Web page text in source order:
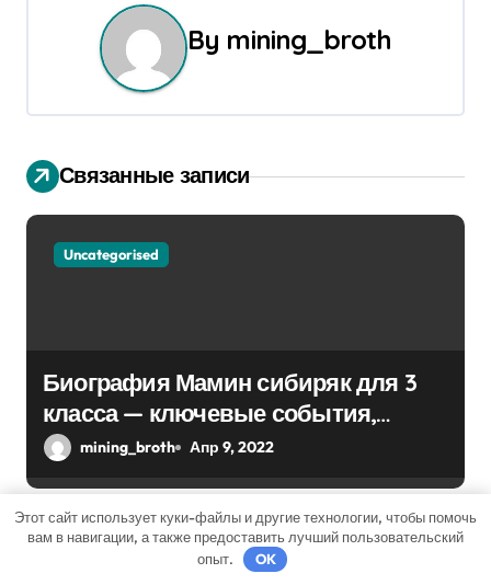
ц
и
я
п
п
и
с
я
By mining_broth
Связанные записи
Uncategorised
Биография Мамин сибиряк для 3
класса — ключевые события,
достижения, история жизни
mining_broth Апр 9, 2022
Этот сайт использует куки-файлы и другие технологии, чтобы помочь
вам в навигации, а также предоставить лучший пользовательский
опыт.
OK